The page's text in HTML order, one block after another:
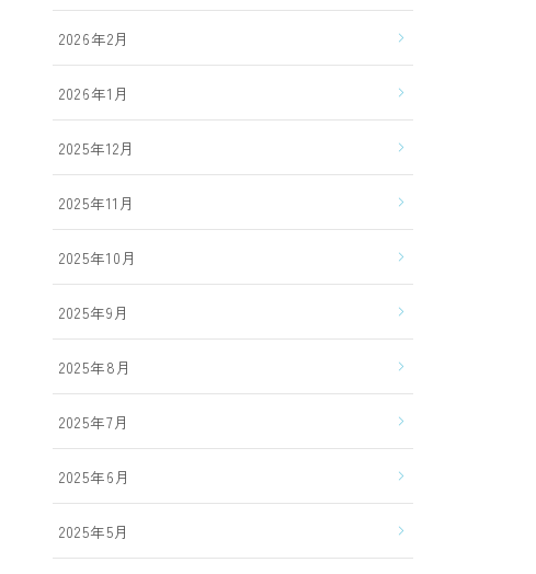
2026年2月
2026年1月
2025年12月
2025年11月
2025年10月
2025年9月
2025年8月
2025年7月
2025年6月
2025年5月